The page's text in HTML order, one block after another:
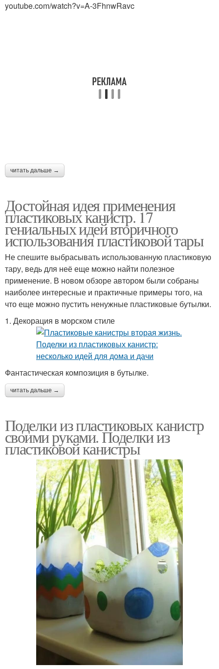
youtube.com/watch?v=A-3FhnwRavc
читать дальше →
Достойная идея применения
пластиковых канистр. 17
гениальных идей вторичного
использования пластиковой тары
Не спешите выбрасывать использованную пластиковую
тару, ведь для неё еще можно найти полезное
применение. В новом обзоре автором были собраны
наиболее интересные и практичные примеры того, на
что еще можно пустить ненужные пластиковые бутылки.
1. Декорация в морском стиле
Фантастическая композиция в бутылке.
читать дальше →
Поделки из пластиковых канистр
своими руками. Поделки из
пластиковой канистры